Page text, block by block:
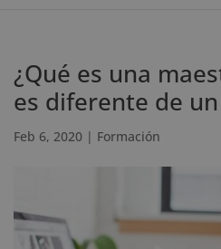
¿Qué es una
es diferente de
Feb 6, 2020 | Formación